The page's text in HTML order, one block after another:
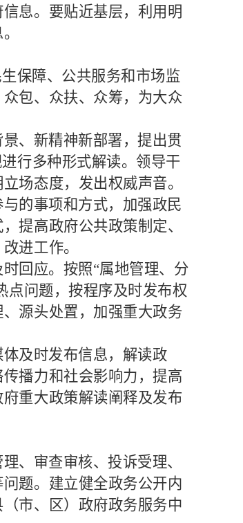
息。要贴近基层，利用明
保障、公共服务和市场监
包、众扶、众筹，为大众
、新精神新部署，提出贯
行多种形式解读。领导干
场态度，发出权威声音。
的事项和方式，加强政民
提高政府公共政策制定、
进工作。
回应。按照“属地管理、分
点问题，按程序及时发布权
源头处置，加强重大政务
及时发布信息，解读政
播力和社会影响力，提高
重大政策解读阐释及发布
、审查审核、投诉受理、
题。建立健全政务公开内
市、区）政府政务服务中